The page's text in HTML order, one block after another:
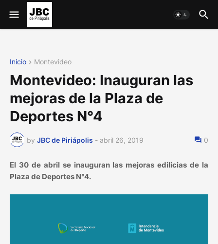
Inicio Montevideo
Montevideo: Inauguran las
mejoras de la Plaza de
Deportes N°4
by JBC de Piriápolis - abril 26, 2019 0
El 30 de abril se inauguran las mejoras edilicias de la
Plaza de Deportes N°4.